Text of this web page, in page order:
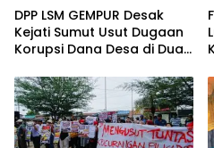
DPP LSM GEMPUR Desak
Kejati Sumut Usut Dugaan
Korupsi Dana Desa di Dua
Simalungun